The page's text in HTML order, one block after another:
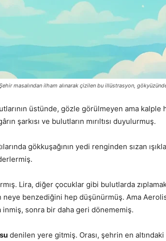
masalından ilham alınarak çizilen bu illüstrasyon,
üstünde, gözle görülmeyen ama kalple
şarkısı ve bulutların mırıltısı duyulurmuş.
gökkuşağının yedi renginden sızan
Lira, diğer çocuklar gibi bulutlarda
benzediğini hep düşünürmüş. Ama
sonra bir daha geri dönememiş.
denilen yere gitmiş. Orası, şehrin en